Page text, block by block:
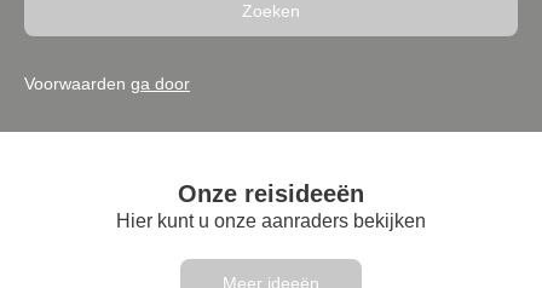
Zoeken
Voorwaarden ga door
Onze reisideeën
Hier kunt u onze aanraders bekijken
Meer ideeën